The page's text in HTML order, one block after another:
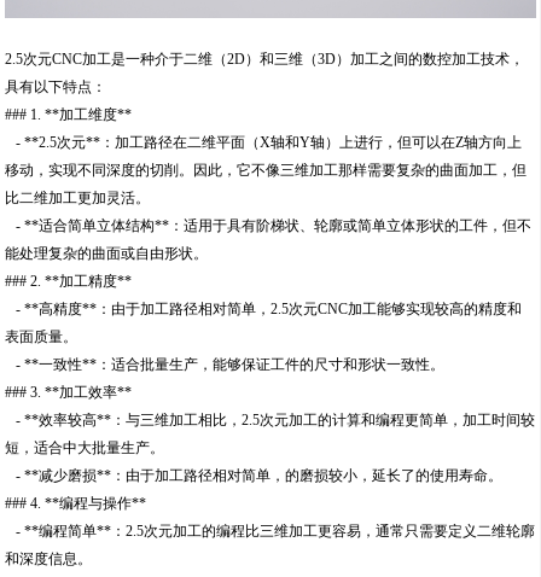
2.5次元CNC加工是一种介于二维（2D）和三维（3D）加工之间的数控加工技术，
具有以下特点：
### 1. **加工维度**
- **2.5次元**：加工路径在二维平面（X轴和Y轴）上进行，但可以在Z轴方向上
移动，实现不同深度的切削。因此，它不像三维加工那样需要复杂的曲面加工，但
比二维加工更加灵活。
- **适合简单立体结构**：适用于具有阶梯状、轮廓或简单立体形状的工件，但不
能处理复杂的曲面或自由形状。
### 2. **加工精度**
- **高精度**：由于加工路径相对简单，2.5次元CNC加工能够实现较高的精度和
表面质量。
- **一致性**：适合批量生产，能够保证工件的尺寸和形状一致性。
### 3. **加工效率**
- **效率较高**：与三维加工相比，2.5次元加工的计算和编程更简单，加工时间较
短，适合中大批量生产。
- **减少磨损**：由于加工路径相对简单，的磨损较小，延长了的使用寿命。
### 4. **编程与操作**
- **编程简单**：2.5次元加工的编程比三维加工更容易，通常只需要定义二维轮廓
和深度信息。